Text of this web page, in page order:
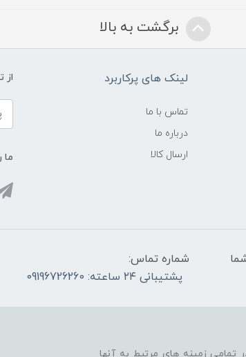
برگشت به بالا
لینک های پرکاربرد
تماس با ما
درباره ما
ارسال کالا
از
ما
شماره تماس:
پشتیبانی ۲۴ ساعته: 09196726260
تمامی زمینه های مرتبط به آنها